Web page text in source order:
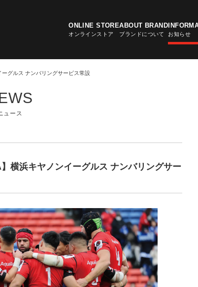
ONLINE STORE
オンラインストア
ABOUT BRAND
ブランドについて
RUGBY JERSEY
お知らせ
ーグルス ナンバリングサービス常設
ュース
横浜キヤノンイーグルス ナンバリングサー